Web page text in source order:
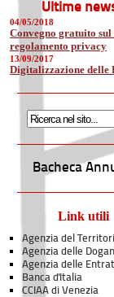
Ultime
04/05/2018
Convegno gratuito sul
regolamento privacy
13/09/2017
Digitalizzazione delle
Bacheca
Link utili
Agenzia del
Agenzia delle
Agenzia delle
Banca d'Italia
CCIAA di Venezia